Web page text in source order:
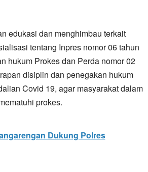
edukasi dan menghimbau terkait
tentang Inpres nomor 06 tahun
hukum Prokes dan Perda nomor 02
disiplin dan penegakan hukum
Covid 19, agar masyarakat dalam
prokes.
Dukung Polres